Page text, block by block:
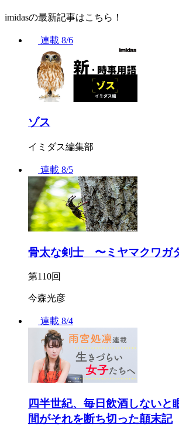
imidasの最新記事はこちら！
連載 8/6
ゾス
イミダス編集部
連載 8/5
骨太な剣士 〜ミヤマクワガ
第110回
今森光彦
連載 8/4
四半世紀、毎日飲酒しないと
間がそれを断ち切った顛末記